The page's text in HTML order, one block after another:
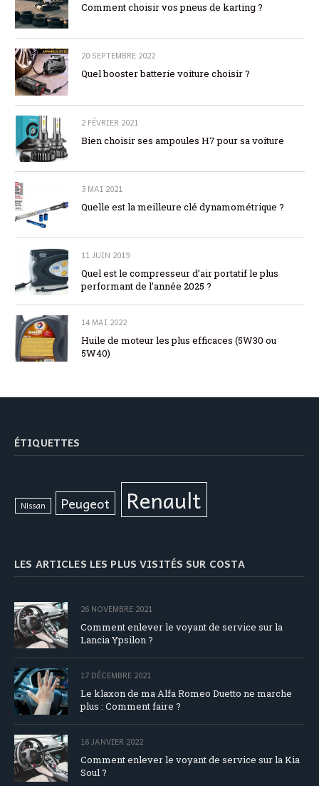
Comment choisir vos pneus de karting ?
20 SEPTEMBRE 2022
Quel booster batterie voiture choisir ?
2 FÉVRIER 2021
Bien choisir ses ampoules H7 pour sa voiture
3 MAI 2021
Quelle est la meilleure clé dynamométrique ?
11 JUIN 2019
Quel est le compresseur d’air portatif le plus
performant de l’année 2025 ?
14 MAI 2022
Huile de moteur les plus efficaces (5W30 ou
5W40)
ÉTIQUETTES
Nissan Peugeot Renault
LES ARTICLES LES PLUS VISITÉS SUR COSTA
26 NOVEMBRE 2021
Comment enlever le voyant de service sur la
Lancia Ypsilon ?
17 DÉCEMBRE 2021
Le klaxon de ma Alfa Romeo Duetto ne marche
plus : Comment faire ?
16 JANVIER 2022
Comment enlever le voyant de service sur la Kia
Soul ?